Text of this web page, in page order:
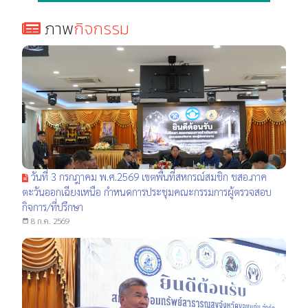
ภาพกิจกรรม
วันที่ 3 กรกฎาคม พ.ศ.2569 เขตพื้นที่สหกรณ์สมชิก ชสอ.ภาค
ตะวันออกเฉียงเหนือ กำหนดการประชุมคณะกรรมการผู้ตรวจสอบ
กิจการ/ที่ปรึกษา
date_range 8 ก.ค. 2569